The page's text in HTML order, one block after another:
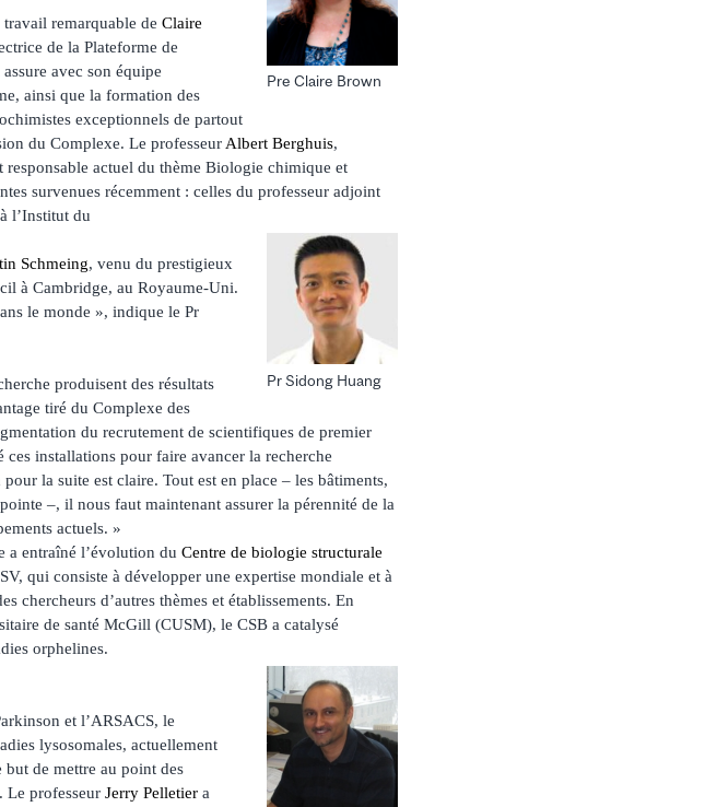
Pre Claire Brown
remarquable de Claire
de la Plateforme de
avec son équipe
ainsi que la formation des
exceptionnels de partout
du Complexe. Le professeurAlbert Berghuis,
actuel du thème Biologie chimique et
survenues récemment : celles du professeur adjoint
l’Institut du
Pr Sidong Huang
Schmeing, venu du prestigieux
à Cambridge, au Royaume-Uni.
le monde », indique le Pr
produisent des résultats
tiré du Complexe des
du recrutement de scientifiques de premier
installations pour faire avancer la recherche
la suite est claire. Tout est en place – les bâtiments,
–, il nous faut maintenant assurer la pérennité de la
actuels. »
a entraîné l’évolution du Centre de biologie structurale
qui consiste à développer une expertise mondiale et à
d’autres thèmes et établissements. En
de santé McGill (CUSM), le CSB a catalysé
orphelines.
et l’ARSACS, le
lysosomales, actuellement
but de mettre au point des
Le professeur Jerry Pelletier a